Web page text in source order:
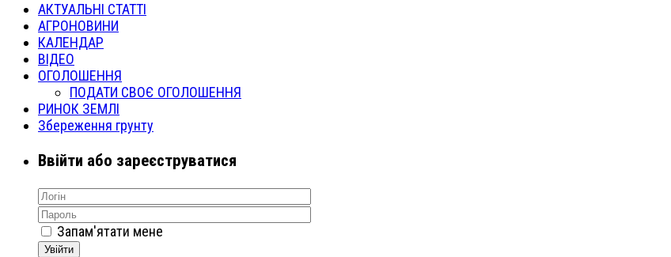
АКТУАЛЬНІ СТАТТІ
АГРОНОВИНИ
КАЛЕНДАР
ВІДЕО
ОГОЛОШЕННЯ
ПОДАТИ СВОЄ ОГОЛОШЕННЯ
РИНОК ЗЕМЛІ
Збереження грунту
Ввійти або зареєструватися
Запам'ятати мене
Увійти